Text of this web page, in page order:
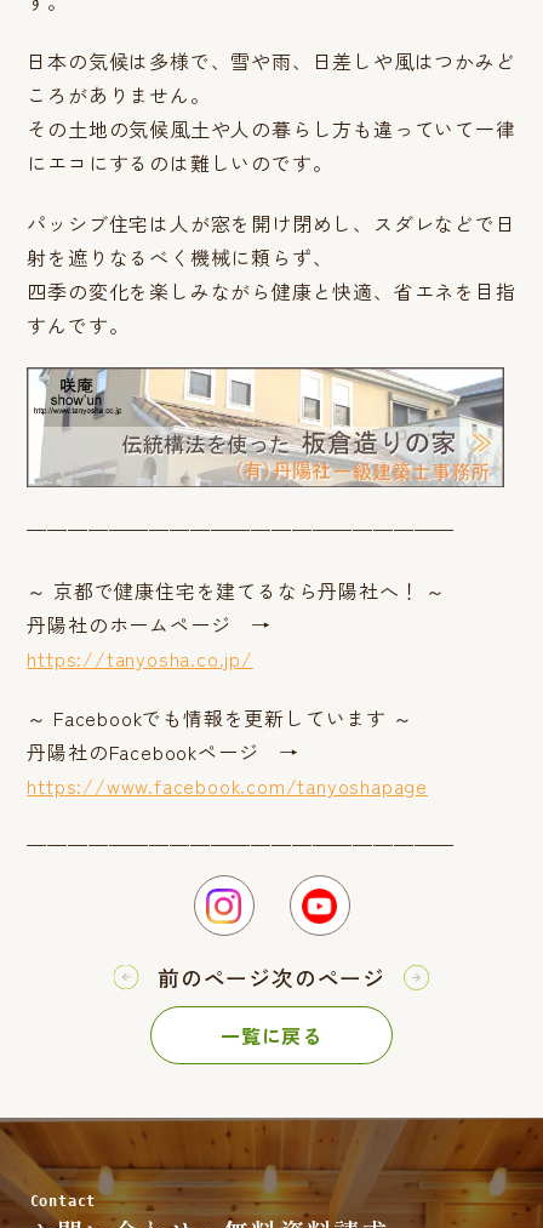
日本の気候は多様で、雪や雨、日差しや風はつかみど
ころがありません。
その土地の気候風土や人の暮らし方も違っていて一律
にエコにするのは難しいのです。
パッシブ住宅は人が窓を開け閉めし、スダレなどで日
射を遮りなるべく機械に頼らず、
四季の変化を楽しみながら健康と快適、省エネを目指
すんです。
—————————————————————
～ 京都で健康住宅を建てるなら丹陽社へ！ ～
丹陽社のホームページ →
https://tanyosha.co.jp/
～ Facebookでも情報を更新しています ～
丹陽社のFacebookページ →
https://www.facebook.com/tanyoshapage
—————————————————————
前のページ次のページ
一覧に戻る
Contact